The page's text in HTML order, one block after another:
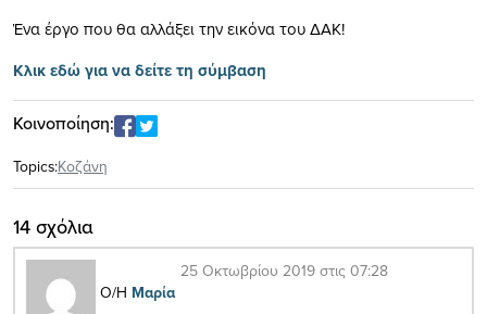
Ένα έργο που θα αλλάξει την εικόνα του ΔΑΚ!
Κλικ εδώ για να δείτε τη σύμβαση
Κοινοποίηση:
Topics:Κοζάνη
14 σχόλια
Ο/Η Μαρία
25 Οκτωβρίου 2019 στις 07:28